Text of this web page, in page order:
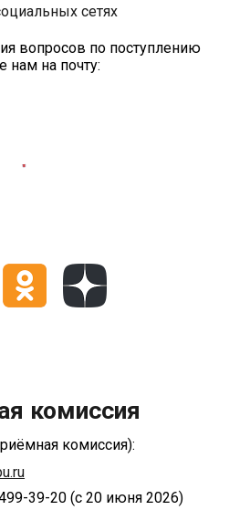
сетях
вопросов по поступлению
нам на почту:
комиссия
комиссия):
39-20 (с 20 июня 2026)